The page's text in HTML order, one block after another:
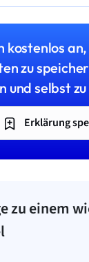
kostenlos
zu
und selbst
Erklärung
zu einem